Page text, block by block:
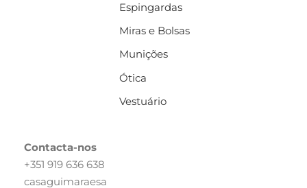
Espingardas
Miras e Bolsas
Munições
Ótica
Vestuário
Contacta-nos
+351 919 636 638
casaguimaraesa